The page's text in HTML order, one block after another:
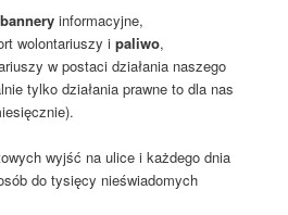
bannery informacyjne,
wolontariuszy ipaliwo,
w postaci działania naszego
tylko działania prawne to dla nas
wyjść na ulice i każdego dnia
do tysięcy nieświadomych